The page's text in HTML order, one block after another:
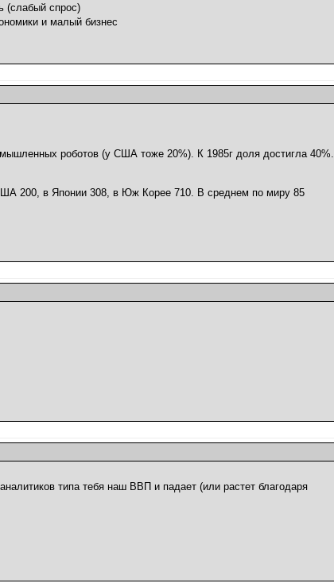
(слабый спрос)
и малый бизнес
роботов (у США тоже 20%). К 1985г доля достигла 40%.
200, в Японии 308, в Юж Корее 710. В среднем по миру 85
типа тебя наш ВВП и падает (или растет благодаря